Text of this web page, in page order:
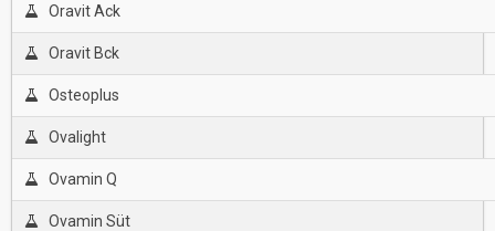
Oravit Ack
Oravit Bck
Osteoplus
Ovalight
Ovamin Q
Ovamin Süt